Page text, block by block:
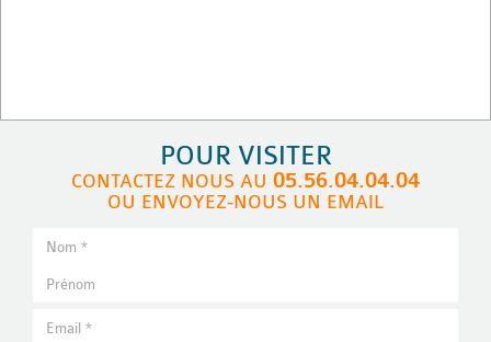
POUR VISITER
CONTACTEZ NOUS AU 05.56.04.04.04
OU ENVOYEZ-NOUS UN EMAIL